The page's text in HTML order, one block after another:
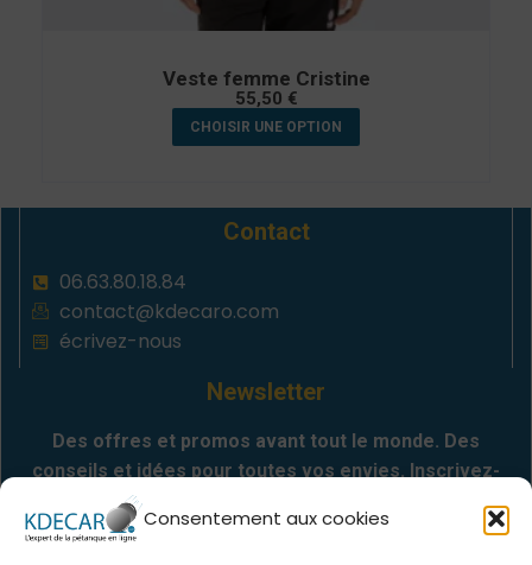
Consentement aux cookies
Veste femme Cristine
55,50 €
CHOISIR UNE OPTION
Contact
06.63.80.18.84
contact@kdecaro.com
écrivez-nous
Newsletter
Des offres et promos avant tout le monde. Des
conseils et idées pour toutes vos envies. Inscrivez-